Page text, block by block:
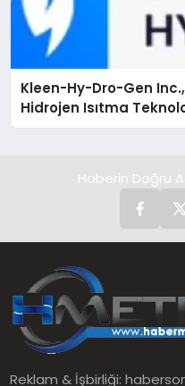
Kleen-Hy-Dro-Gen
Hidrojen Isıtma
Düzenleyici Onaylarını
Haberin Doğru
Reklam & İşbirliği: